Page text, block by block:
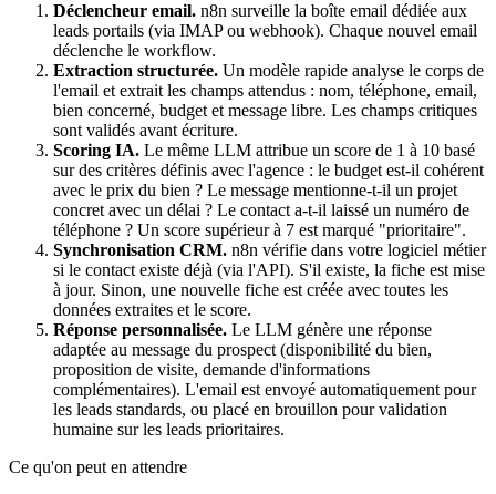
Déclencheur email. n8n surveille la boîte email dédiée aux
leads portails (via IMAP ou webhook). Chaque nouvel email
déclenche le workflow.
Extraction structurée. Un modèle rapide analyse le corps de
l'email et extrait les champs attendus : nom, téléphone, email,
bien concerné, budget et message libre. Les champs critiques
sont validés avant écriture.
Scoring IA. Le même LLM attribue un score de 1 à 10 basé
sur des critères définis avec l'agence : le budget est-il cohérent
avec le prix du bien ? Le message mentionne-t-il un projet
concret avec un délai ? Le contact a-t-il laissé un numéro de
téléphone ? Un score supérieur à 7 est marqué "prioritaire".
Synchronisation CRM. n8n vérifie dans votre logiciel métier
si le contact existe déjà (via l'API). S'il existe, la fiche est mise
à jour. Sinon, une nouvelle fiche est créée avec toutes les
données extraites et le score.
Réponse personnalisée. Le LLM génère une réponse
adaptée au message du prospect (disponibilité du bien,
proposition de visite, demande d'informations
complémentaires). L'email est envoyé automatiquement pour
les leads standards, ou placé en brouillon pour validation
humaine sur les leads prioritaires.
Ce qu'on peut en attendre